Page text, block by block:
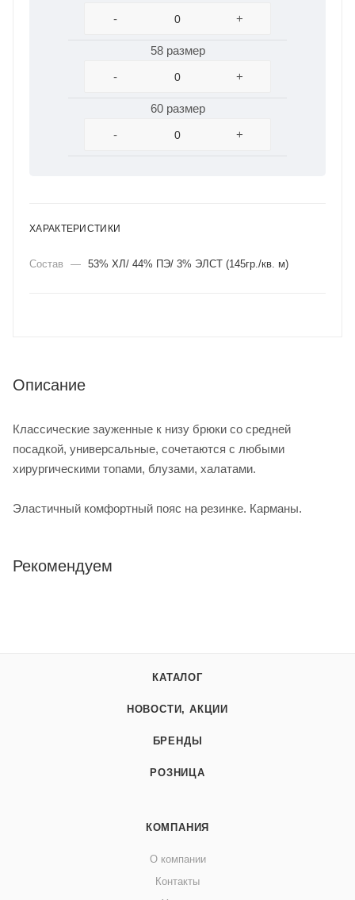
-
+
58 размер
-
+
60 размер
-
+
ХАРАКТЕРИСТИКИ
Состав — 53% ХЛ/ 44% ПЭ/ 3% ЭЛСТ (145гр./кв. м)
Описание
Классические зауженные к низу брюки со средней
посадкой, универсальные, сочетаются с любыми
хирургическими топами, блузами, халатами.
Эластичный комфортный пояс на резинке. Карманы.
Рекомендуем
КАТАЛОГ
НОВОСТИ, АКЦИИ
БРЕНДЫ
РОЗНИЦА
КОМПАНИЯ
О компании
Контакты